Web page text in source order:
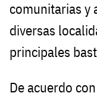
comunitarias y
diversas
principales
De acuerdo